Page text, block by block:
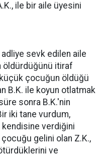
ile bir aile üyesini
sevk edilen aile
öldürdüğünü itiraf
çocuğun öldüğü
B.K. ile koyun otlatmak
sonra B.K.'nin
iki tane vurdum,
kendisine verdiğini
gelini olan Z.K.,
ve